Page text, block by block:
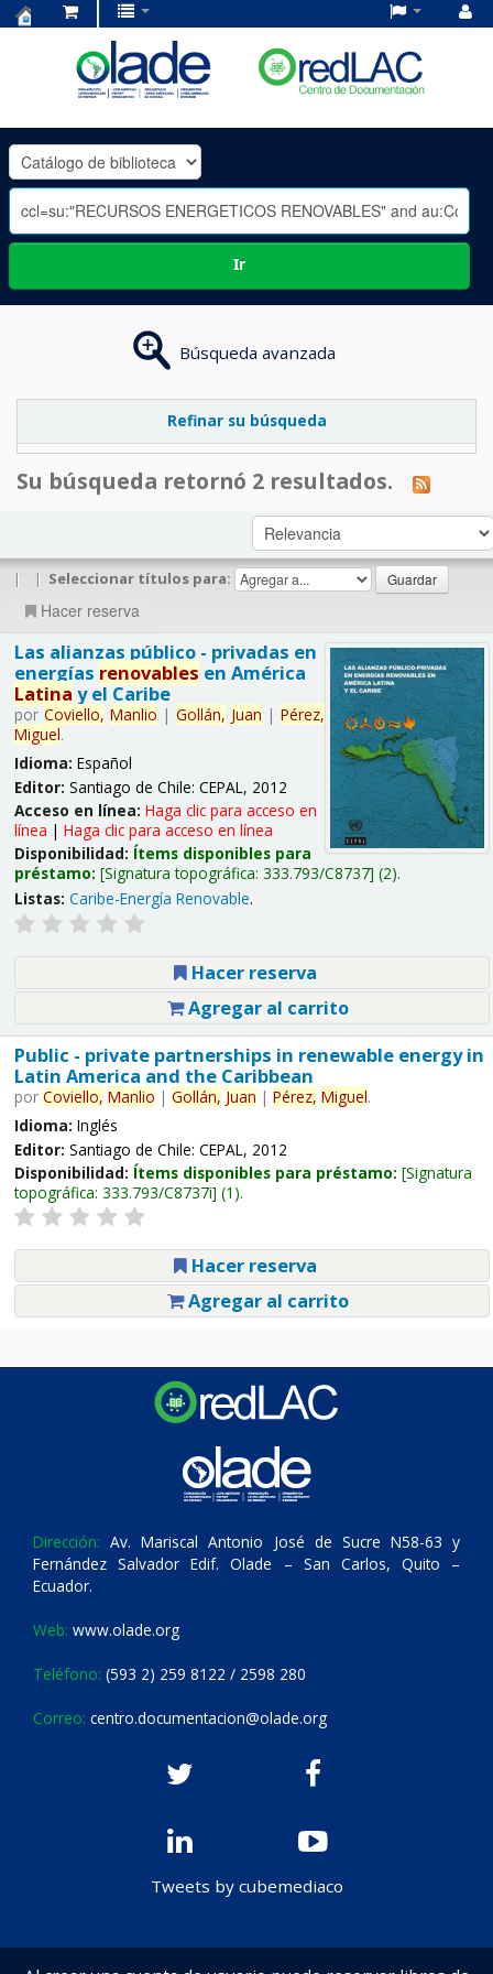
OLADE
-
Ir
Búsqueda avanzada
Refinar su búsqueda
Su búsqueda retornó 2 resultados.
| | Seleccionar títulos para:
Hacer reserva
Las alianzas público - privadas en
energías renovables en América
Latina y el Caribe
por Coviello, Manlio | Gollán, Juan | Pérez,
Miguel.
Idioma: Español
Editor: Santiago de Chile: CEPAL, 2012
Acceso en línea: Haga clic para acceso en
línea | Haga clic para acceso en línea
Disponibilidad: Ítems disponibles para
préstamo: Signatura topográfica: 333.793/C8737 (2).
Listas: Caribe-Energía Renovable.
Hacer reserva
Agregar al carrito
Public - private partnerships in renewable energy in
Latin America and the Caribbean
por Coviello, Manlio | Gollán, Juan | Pérez, Miguel.
Idioma: Inglés
Editor: Santiago de Chile: CEPAL, 2012
Disponibilidad: Ítems disponibles para préstamo: Signatura
topográfica: 333.793/C8737i (1).
Hacer reserva
Agregar al carrito
Dirección: Av. Mariscal Antonio José de Sucre N58-63 y
Fernández Salvador Edif. Olade – San Carlos, Quito –
Ecuador.
Web: www.olade.org
Teléfono: (593 2) 259 8122 / 2598 280
Correo: centro.documentacion@olade.org
Tweets by cubemediaco